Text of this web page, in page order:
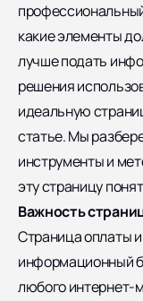
какие элементы
лучше подать
решения
идеальную
статье. Мы
инструменты и
эту страницу
Важность
Страница оплаты
информационный
любого интернет-